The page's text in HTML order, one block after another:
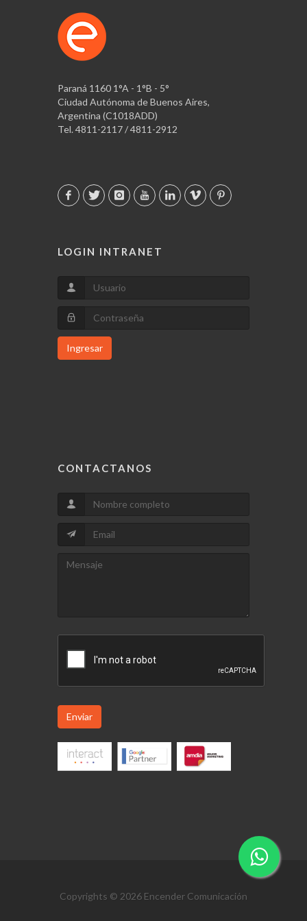
Paraná 1160 1°A - 1°B - 5°
Ciudad Autónoma de Buenos Aires,
Argentina (C1018ADD)
Tel. 4811-2117 / 4811-2912
LOGIN INTRANET
Ingresar
CONTACTANOS
Enviar
Copyrights © 2026 Encender Comunicación